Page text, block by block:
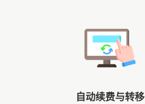
自动续费与转移